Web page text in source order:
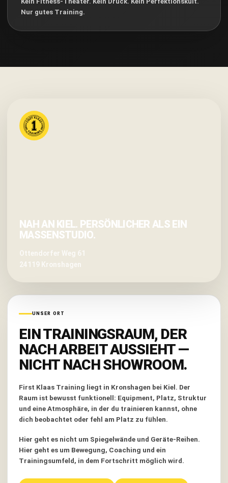
Nur gutes Training.
NAH AN KIEL. PERSÖNLICHER ALS EIN
MASSENSTUDIO.
Ottendorfer Weg 61
24119 Kronshagen
UNSER ORT
EIN TRAININGSRAUM, DER
NACH ARBEIT AUSSIEHT —
NICHT NACH SHOWROOM.
First Klaas Training liegt in Kronshagen bei Kiel. Der
Raum ist bewusst funktionell: Equipment, Platz, Struktur
und eine Atmosphäre, in der du trainieren kannst, ohne
dich beobachtet oder fehl am Platz zu fühlen.
Hier geht es nicht um Spiegelwände und Geräte-Reihen.
Hier geht es um Bewegung, Coaching und ein
Trainingsumfeld, in dem Fortschritt möglich wird.